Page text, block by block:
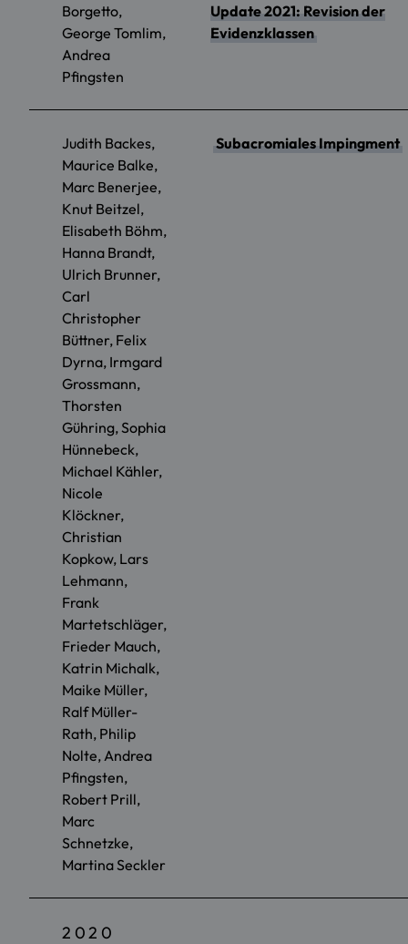
Borgetto,
George Tomlim,
Andrea
Pfingsten
Update 2021: Revision der
Evidenzklassen
Judith Backes,
Maurice Balke,
Marc Benerjee,
Knut Beitzel,
Elisabeth Böhm,
Hanna Brandt,
Ulrich Brunner,
Carl
Christopher
Büttner, Felix
Dyrna, Irmgard
Grossmann,
Thorsten
Gühring, Sophia
Hünnebeck,
Michael Kähler,
Nicole
Klöckner,
Christian
Kopkow, Lars
Lehmann,
Frank
Martetschläger,
Frieder Mauch,
Katrin Michalk,
Maike Müller,
Ralf Müller-
Rath, Philip
Nolte, Andrea
Pfingsten,
Robert Prill,
Marc
Schnetzke,
Martina Seckler
Subacromiales Impingment
2020